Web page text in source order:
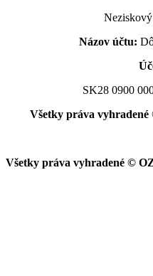
Názov účtu:
SK28 0900
Všetky práva
Všetky práva vyhradené ©